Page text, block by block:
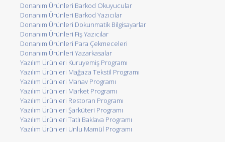
Donanım Ürünleri Barkod Okuyucular
Donanım Ürünleri Barkod Yazıcılar
Donanım Ürünleri Dokunmatik Bilgisayarlar
Donanım Ürünleri Fiş Yazıcılar
Donanım Ürünleri Para Çekmeceleri
Donanım Ürünleri Yazarkasalar
Yazılım Ürünleri Kuruyemiş Programı
Yazılım Ürünleri Mağaza Tekstil Programı
Yazılım Ürünleri Manav Programı
Yazılım Ürünleri Market Programı
Yazılım Ürünleri Restoran Programı
Yazılım Ürünleri Şarküteri Programı
Yazılım Ürünleri Tatlı Baklava Programı
Yazılım Ürünleri Unlu Mamül Programı